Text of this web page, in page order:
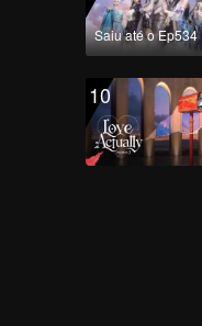
Saiu até o Ep534
10